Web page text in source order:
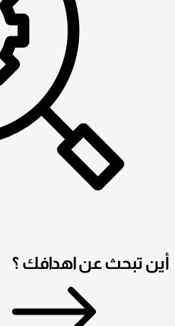
أين تبحث عن اهدافك ؟